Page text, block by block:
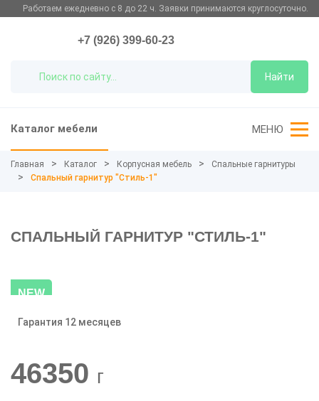
Работаем ежедневно с 8 до 22 ч. Заявки принимаются круглосуточно.
Найти
+7 (926) 399-60-23
Каталог мебели МЕНЮ
Главная Каталог Корпусная мебель
Спальные гарнитуры
Спальный гарнитур "Стиль-1"
СПАЛЬНЫЙ ГАРНИТУР "СТИЛЬ-1"
NEW
-20%
Гарантия 12 месяцев
46350 г